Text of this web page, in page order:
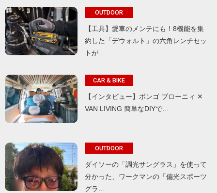
OUTDOOR
【工具】愛車のメンテにも！8機能を集
約した「デウォルト」の六角レンチセッ
トが…
CAR & BIKE
【インタビュー】ボンゴ ブローニィ ✕
VAN LIVING 簡単なDIYで…
OUTDOOR
ダイソーの「調光サングラス」を使って
分かった、ワークマンの「偏光スポーツ
グラ…